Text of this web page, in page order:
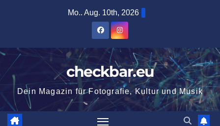
Mo.. Aug. 10th, 2026
checkbar.eu
Dein Magazin für Fotografie, Kultur und Musik